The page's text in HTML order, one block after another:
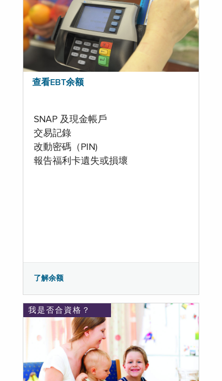
查看EBT余额
SNAP 及現金帳戶
交易記錄
改動密碼（PIN)
報告福利卡遺失或損壞
了解余额
我是否合資格？